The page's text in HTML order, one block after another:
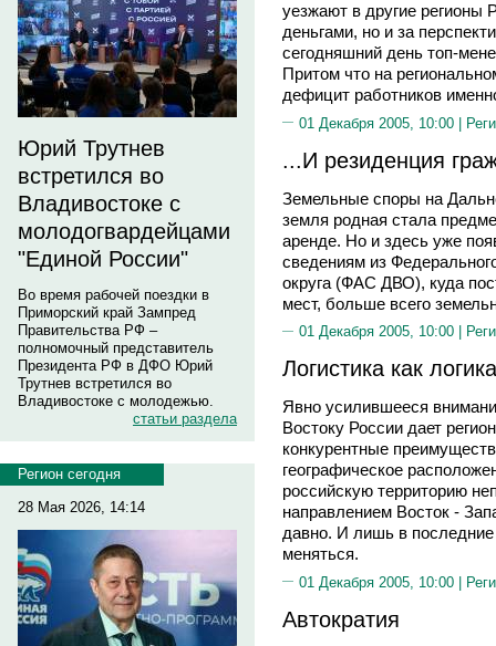
Юрий Трутнев
встретился во
Владивостоке с
молодогвардейцами
"Единой России"
Во время рабочей поездки в
Приморский край Зампред
Правительства РФ –
полномочный представитель
Президента РФ в ДФО Юрий
Трутнев встретился во
Владивостоке с молодежью.
статьи раздела
Регион сегодня
28 Мая 2026, 14:14
уезжают в другие регионы
деньгами, но и за
сегодняшний день топ-
Притом что на
дефицит работников
01 Декабря 2005, 10:00 |
...И резиденция
Земельные споры на
земля родная стала
аренде. Но и здесь уже
сведениям из
округа (ФАС ДВО), куда
мест, больше всего
01 Декабря 2005, 10:00 |
Логистика как
Явно усилившееся
Востоку России дает
конкурентные
географическое
российскую территорию
направлением Восток -
давно. И лишь в последние
меняться.
01 Декабря 2005, 10:00 |
Автократия